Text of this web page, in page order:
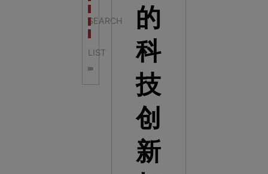
SEARCH
LIST
科学梦集团中标淮师附小科技长廊展项目
科学梦集团中标洪泽湖治理保护展示馆项目
的
科
技
创
新